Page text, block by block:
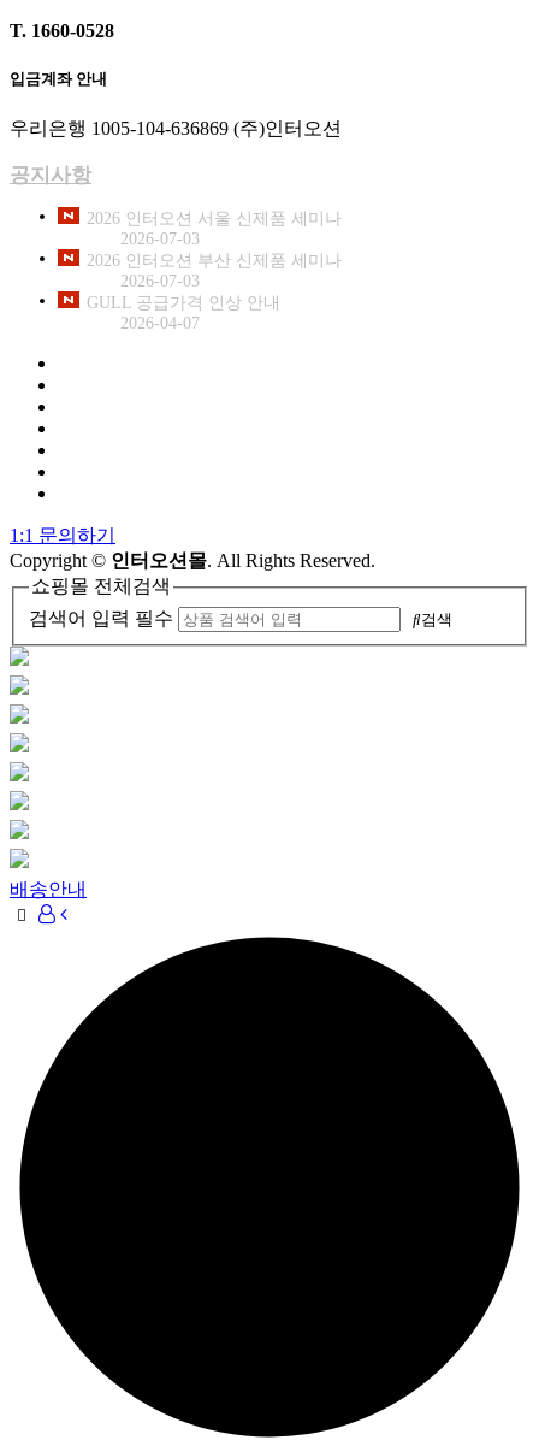
T. 1660-0528
입금계좌 안내
우리은행 1005-104-636869 (주)인터오션
공지사항
2026 인터오션 서울 신제품 세미나
2026-07-03
2026 인터오션 부산 신제품 세미나
2026-07-03
GULL 공급가격 인상 안내
2026-04-07
1:1 문의하기
Copyright© 인터오션몰. All Rights Reserved.
쇼핑몰 전체검색
검색어 입력 필수
검색
배송안내